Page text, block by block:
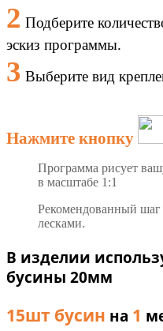
2 Подберите
эскиз программы.
3 Выберите вид
Нажмите кнопку
Программа рисует
в масштабе 1:1
Рекомендованный
лесками.
В изделии
бусины 20мм
15шт бусин на 1